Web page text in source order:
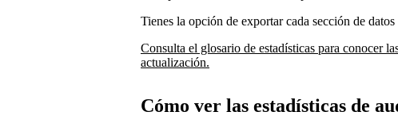
Tienes la opción de exportar cada sección de
Consulta el glosario de estadísticas para conocer
actualización.
Cómo ver las estadísticas de